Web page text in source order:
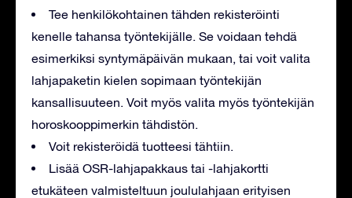
Tee henkilökohtainen tähden rekisteröinti
kenelle tahansa työntekijälle. Se voidaan tehdä
esimerkiksi syntymäpäivän mukaan, tai voit valita
lahjapaketin kielen sopimaan työntekijän
kansallisuuteen. Voit myös valita myös työntekijän
horoskooppimerkin tähdistön.
Voit rekisteröidä tuotteesi tähtiin.
Lisää OSR-lahjapakkaus tai -lahjakortti
etukäteen valmisteltuun joululahjaan erityisen